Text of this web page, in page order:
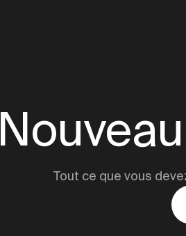
Tout ce que vous